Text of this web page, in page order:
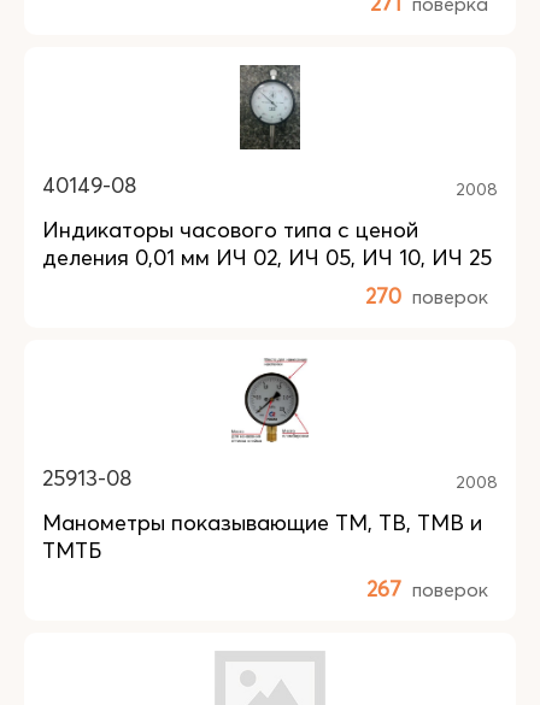
40149-08 2008
Индикаторы часового типа с ценой
деления 0,01 мм ИЧ 02, ИЧ 05, ИЧ 10, ИЧ 25
270 поверок
25913-08 2008
Манометры показывающие ТМ, ТВ, ТМВ и
ТМТБ
267 поверок